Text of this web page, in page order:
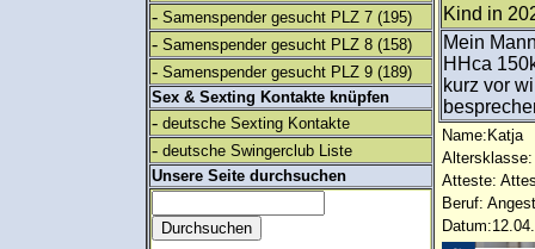
- Samenspender gesucht PLZ 7 (195)
- Samenspender gesucht PLZ 8 (158)
- Samenspender gesucht PLZ 9 (189)
Sex & Sexting Kontakte knüpfen
- deutsche Sexting Kontakte
- deutsche Swingerclub Liste
Unsere Seite durchsuchen
Kind in
Mein
HHca
kurz vor
Name:Katja
Altersklasse:
Atteste:
Beruf: